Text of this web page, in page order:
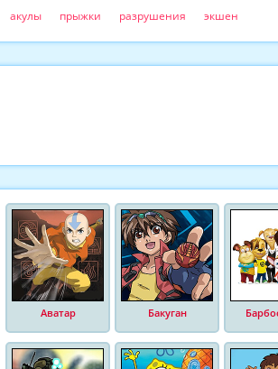
акулы прыжки разрушения экшен
Аватар Бакуган